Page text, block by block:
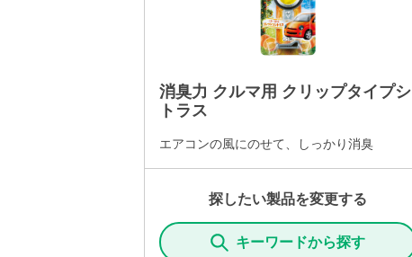
消臭力 クルマ用 クリップタイプシ
トラス
エアコンの風にのせて、しっかり消臭
探したい製品を変更する
キーワードから探す